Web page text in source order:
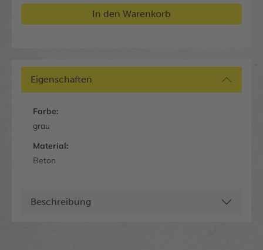
In den Warenkorb
Eigenschaften
Farbe:
grau
Material:
Beton
Beschreibung